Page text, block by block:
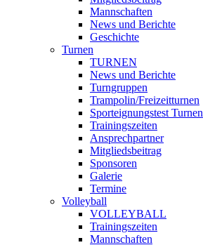
Mannschaften
News und Berichte
Geschichte
Turnen
TURNEN
News und Berichte
Turngruppen
Trampolin/Freizeitturnen
Sporteignungstest Turnen
Trainingszeiten
Ansprechpartner
Mitgliedsbeitrag
Sponsoren
Galerie
Termine
Volleyball
VOLLEYBALL
Trainingszeiten
Mannschaften